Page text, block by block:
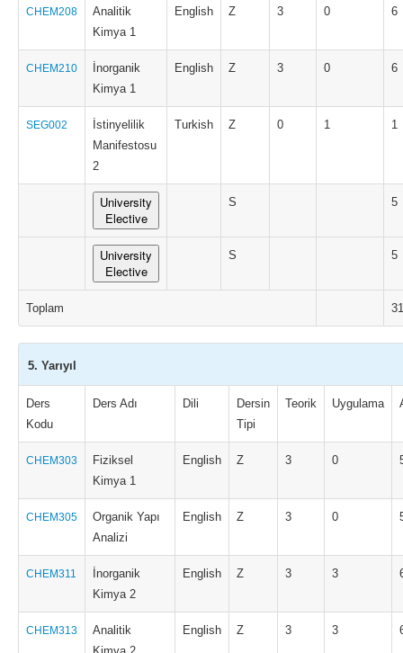
CHEM208
Analitik
Kimya 1
English Z 3 0 6
CHEM210
İnorganik
Kimya 1
English Z 3 0 6
SEG002
İstinyelilik
Manifestosu
2
Turkish Z 0 1 1
University
Elective
S 5
University
Elective
S 5
Toplam 31
5. Yarıyıl
Ders
Kodu
Ders Adı Dili
Dersin
Tipi
Teorik Uygulama
CHEM303
Fiziksel
Kimya 1
English Z 3 0
CHEM305
Organik Yapı
Analizi
English Z 3 0
CHEM311
İnorganik
Kimya 2
English Z 3 3
CHEM313
Analitik
English Z 3 3